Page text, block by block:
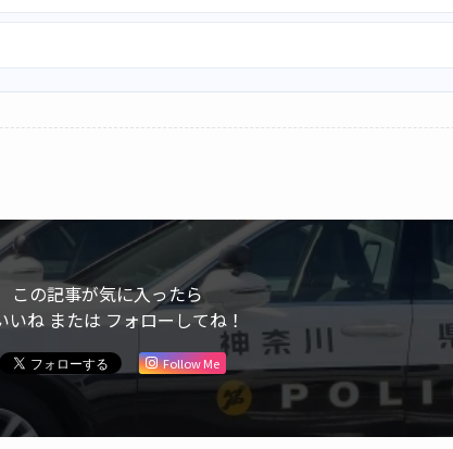
この記事が気に入ったら
いね または フォローしてね！
Follow Me